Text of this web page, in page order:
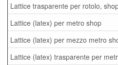
Lattice trasparente per rotolo,
Lattice (latex) per metro shop
Lattice (latex) per mezzo metro
Lattice (latex) trasparente per